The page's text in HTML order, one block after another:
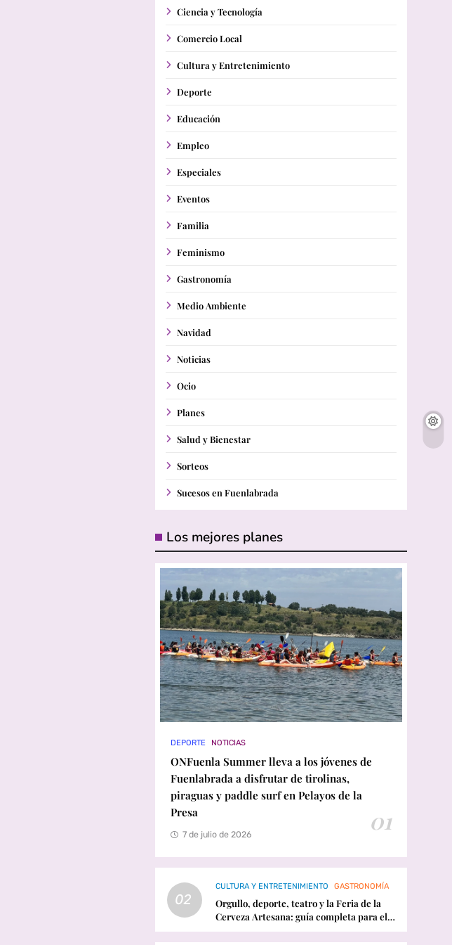
Ciencia y Tecnología
Comercio Local
Cultura y Entretenimiento
Deporte
Educación
Empleo
Especiales
Eventos
Familia
Feminismo
Gastronomía
Medio Ambiente
Navidad
Noticias
Ocio
Planes
Salud y Bienestar
Sorteos
Sucesos en Fuenlabrada
Los mejores planes
DEPORTE NOTICIAS
ONFuenla Summer lleva a los jóvenes de
Fuenlabrada a disfrutar de tirolinas,
piraguas y paddle surf en Pelayos de la
Presa
01
7 de julio de 2026
02
CULTURA Y ENTRETENIMIENTO GASTRONOMÍA
Orgullo, deporte, teatro y la Feria de la
Cerveza Artesana: guía completa para el
fin de semana en Fuenlabrada